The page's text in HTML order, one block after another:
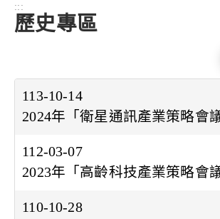
:::
歷史專區
113-10-14
2024年「衛星通訊產業策略會議
112-03-07
2023年「高齡科技產業策略會議
110-10-28